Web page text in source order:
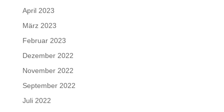
April 2023
März 2023
Februar 2023
Dezember 2022
November 2022
September 2022
Juli 2022